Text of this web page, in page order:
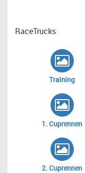
RaceTrucks
Training
1. Cuprennen
2. Cuprennen